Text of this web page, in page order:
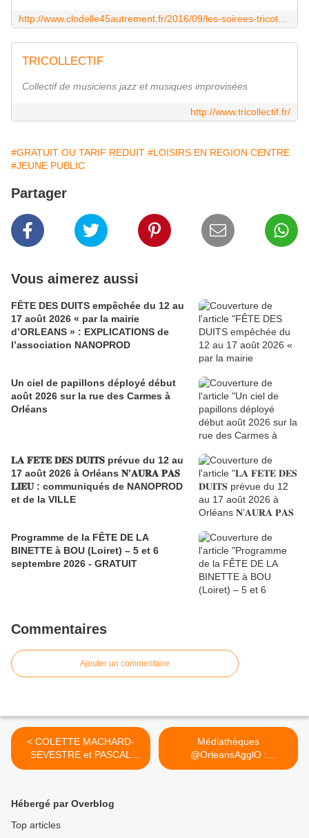
TRICOLLECTIF
Collectif de musiciens jazz et musiques improvisées
http://www.tricollectif.fr/
#GRATUIT OU TARIF REDUIT #LOISIRS EN REGION CENTRE
#JEUNE PUBLIC
Partager
Vous aimerez aussi
FÊTE DES DUITS empêchée du 12 au
17 août 2026 « par la mairie
d’ORLEANS » : EXPLICATIONS de
l’association NANOPROD
Un ciel de papillons déployé début
août 2026 sur la rue des Carmes à
Orléans
𝐋𝐀 𝐅𝐄𝐓𝐄 𝐃𝐄𝐒 𝐃𝐔𝐈𝐓𝐒 prévue du 12 au
17 août 2026 à Orléans 𝐍’𝐀𝐔𝐑𝐀 𝐏𝐀𝐒
𝐋𝐈𝐄𝐔 : communiqués de NANOPROD
et de la VILLE
Programme de la FÊTE DE LA
BINETTE à BOU (Loiret) – 5 et 6
septembre 2026 - GRATUIT
Commentaires
Ajouter un commentaire
< COLETTE MACHARD-
SEVESTRE et PASCAL
NOTTIN : exposition dédiée
15 octobre 2016
Médiathèques
@OrleansAgglO :
GRATUITE POUR TOUS...
Hébergé par Overblog
Top articles